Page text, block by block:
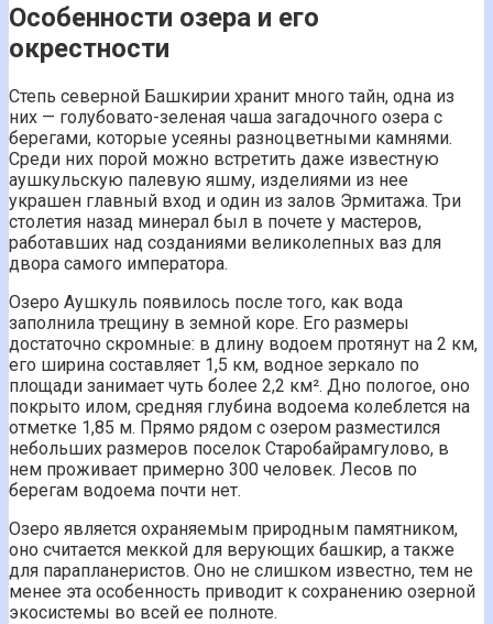
Особенности озера и его
окрестности
Степь северной Башкирии хранит много тайн, одна из
них — голубовато-зеленая чаша загадочного озера с
берегами, которые усеяны разноцветными камнями.
Среди них порой можно встретить даже известную
аушкульскую палевую яшму, изделиями из нее
украшен главный вход и один из залов Эрмитажа. Три
столетия назад минерал был в почете у мастеров,
работавших над созданиями великолепных ваз для
двора самого императора.
Озеро Аушкуль появилось после того, как вода
заполнила трещину в земной коре. Его размеры
достаточно скромные: в длину водоем протянут на 2 км,
его ширина составляет 1,5 км, водное зеркало по
площади занимает чуть более 2,2 км². Дно пологое, оно
покрыто илом, средняя глубина водоема колеблется на
отметке 1,85 м. Прямо рядом с озером разместился
небольших размеров поселок Старобайрамгулово, в
нем проживает примерно 300 человек. Лесов по
берегам водоема почти нет.
Озеро является охраняемым природным памятником,
оно считается меккой для верующих башкир, а также
для парапланеристов. Оно не слишком известно, тем не
менее эта особенность приводит к сохранению озерной
экосистемы во всей ее полноте.